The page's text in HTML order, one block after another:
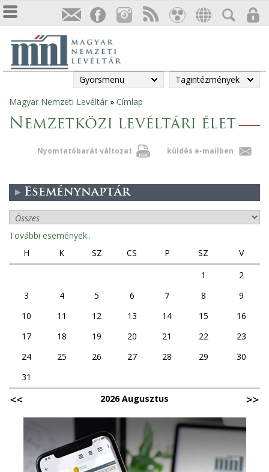
Gyorsmenü Tagintézmények
Jelenlegi
hely
Magyar Nemzeti Levéltár » Címlap
Nemzetközi levéltári élet
Nyomtatóbarát változat küldés e-mailben
Eseménynaptár
További események..
H
K SZ CS P SZ
V
1
2
3
4 5 6 7 8
9
10
11 12 13 14 15
16
17
18 19 20 21 22
23
24
25 26 27 28 29
30
31
2026 Augusztus